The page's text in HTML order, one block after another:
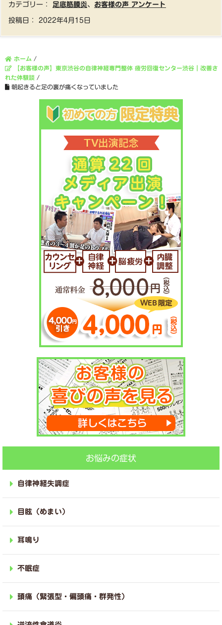
カテゴリー： 足底筋膜炎、 お客様の声 アンケート
投稿日： 2022年4月15日
ホーム /
【お客様の声】東京渋谷の自律神経専門整体 疲労回復センター渋谷｜改善さ
れた体験談 /
朝起きると足の裏が痛くなっていました
お悩みの症状
自律神経失調症
目眩（めまい）
耳鳴り
不眠症
頭痛（緊張型・偏頭痛・群発性）